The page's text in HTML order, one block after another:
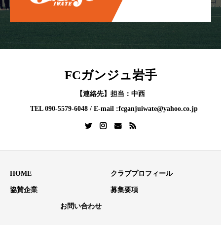
FCガンジュ岩手
【連絡先】担当：中西
TEL 090-5579-6048 / E-mail :fcganjuiwate@yahoo.co.jp
HOME クラブプロフィール
協賛企業 募集要項
お問い合わせ